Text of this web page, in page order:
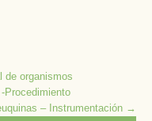
de organismos
Procedimiento
– Instrumentación →